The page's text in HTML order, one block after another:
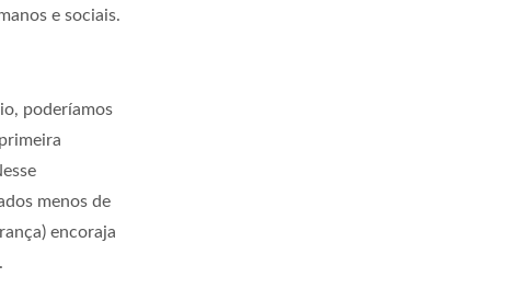
e sociais.
poderíamos
menos de
encoraja